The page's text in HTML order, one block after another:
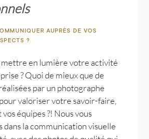
AUPRÈS DE VOS
?
mettre en lumière votre activité
? Quoi de mieux que de
par un photographe
valoriser votre savoir-faire,
équipes ?! Nous vous
dans la communication visuelle